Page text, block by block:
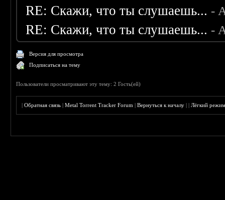
RE: Скажи, что ты слушаешь... -
RE: Скажи, что ты слушаешь... -
Версия для просмотра
Подписаться на тему
Пользователи просматривают эту тему: 2 Гость(ей)
|Обратная связь |Metal Torrent Tracker Forum |Вернуться к началу ||Лёгкий